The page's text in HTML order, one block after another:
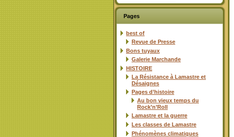
Pages
best of
Revue de Presse
Bons tuyaux
Galerie Marchande
HISTOIRE
La Résistance à Lamastre et
Désaignes
Pages d’histoire
Au bon vieux temps du
Rock’n’Roll
Lamastre et la guerre
Les classes de Lamastre
Phénomènes climatiques